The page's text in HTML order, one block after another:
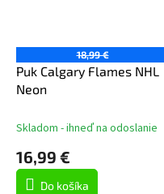
18,99 €
Puk Calgary Flames NHL
Neon
Skladom - ihneď na odoslanie
16,99 €
Do košíka